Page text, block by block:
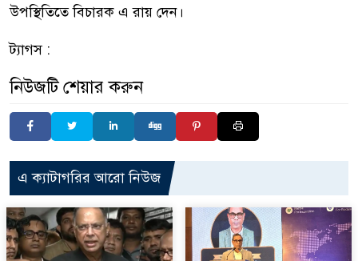
উপস্থিতিতে বিচারক এ রায় দেন।
ট্যাগস :
নিউজটি শেয়ার করুন
এ ক্যাটাগরির আরো নিউজ